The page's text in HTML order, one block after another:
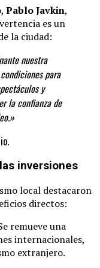
Pablo Javkin,
es un
la ciudad:
nuestra
para
y
la confianza de
inversiones
local destacaron
directos:
remueve una
internacionales,
extranjero.